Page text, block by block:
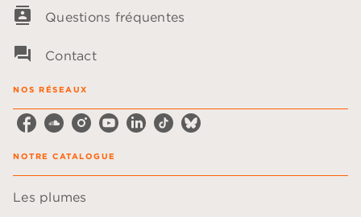
contacts Questions fréquentes
question_answer Contact
NOS RÉSEAUX
NOTRE CATALOGUE
Les plumes